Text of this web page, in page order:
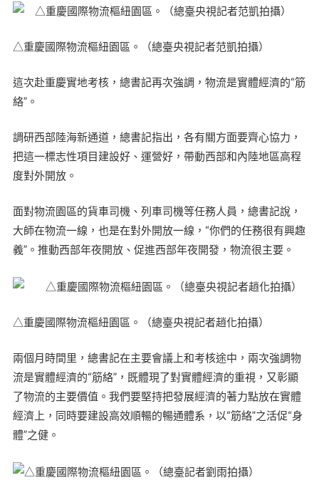
△重慶國際物流樞紐園區。（總臺央視記者范凱拍攝）
這次赴重慶實地考核，總書記再次強調，物流是實體經濟的“筋
絡”。
調研西部陸海新通道，總書記指出，各有關方面要齊心協力，
把這一標志性項目建設好、運營好，帶動西部和內陸地區高程
度對外開放。
面對物流園區的貨車司機、列車司機等任務人員，總書記說，
大師在物流一線，也是在對外開放一線，“你們的任務很有興趣
義”。推動西部年夜開放、促進西部年夜開發，物流很主要。
△重慶國際物流樞紐園區。（總臺央視記者趙化拍攝）
兩個月時間里，總書記在主要會議上和考核途中，兩次強調物
流是實體經濟的“筋絡”，既體現了對實體經濟的重視，又彰顯
了物流的主要價值。我們要堅持把發展經濟的著力點放在實體
經濟上，同時要建設高效順暢的暢通體系，以“筋絡”之活促“身
體”之健。